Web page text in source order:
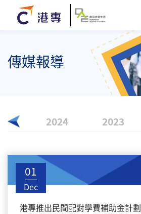
傳媒報導
2024 2023
01
Dec
港專推出民間配對學費補助金計劃